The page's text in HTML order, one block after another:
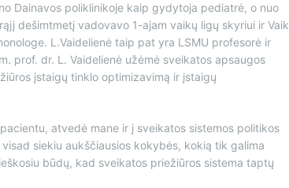
Dainavos poliklinikoje kaip gydytoja pediatrė, o nuo
dešimtmetį vadovavo 1-ajam vaikų ligų skyriui ir
L.Vaidelienė taip pat yra LSMU profesorė ir
prof. dr. L. Vaidelienė užėmė sveikatos apsaugos
įstaigų tinklo optimizavimą ir įstaigų
atvedė mane ir į sveikatos sistemos politikos
siekiu aukščiausios kokybės, kokią tik galima
būdų, kad sveikatos priežiūros sistema taptų